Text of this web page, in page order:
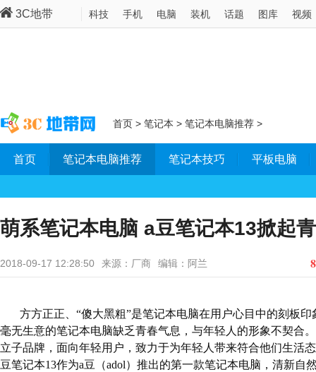
3C地带 科技 手机 电脑 装机 话题 图库 视频
首页 > 笔记本 > 笔记本电脑推荐 >
首页 笔记本电脑推荐 笔记本技巧 平板电脑
萌系笔记本电脑 a豆笔记本13掀起
2018-09-17 12:28:50 来源：厂商 编辑：阿兰
方方正正、“傻大黑粗”是笔记本电脑在用户心目中的刻板
毫无生意的笔记本电脑缺乏青春气息，与年轻人的形象不契合。
立子品牌，面向年轻用户，致力于为年轻人带来符合他们生活
豆笔记本13作为a豆（adol）推出的第一款笔记本电脑，清新自